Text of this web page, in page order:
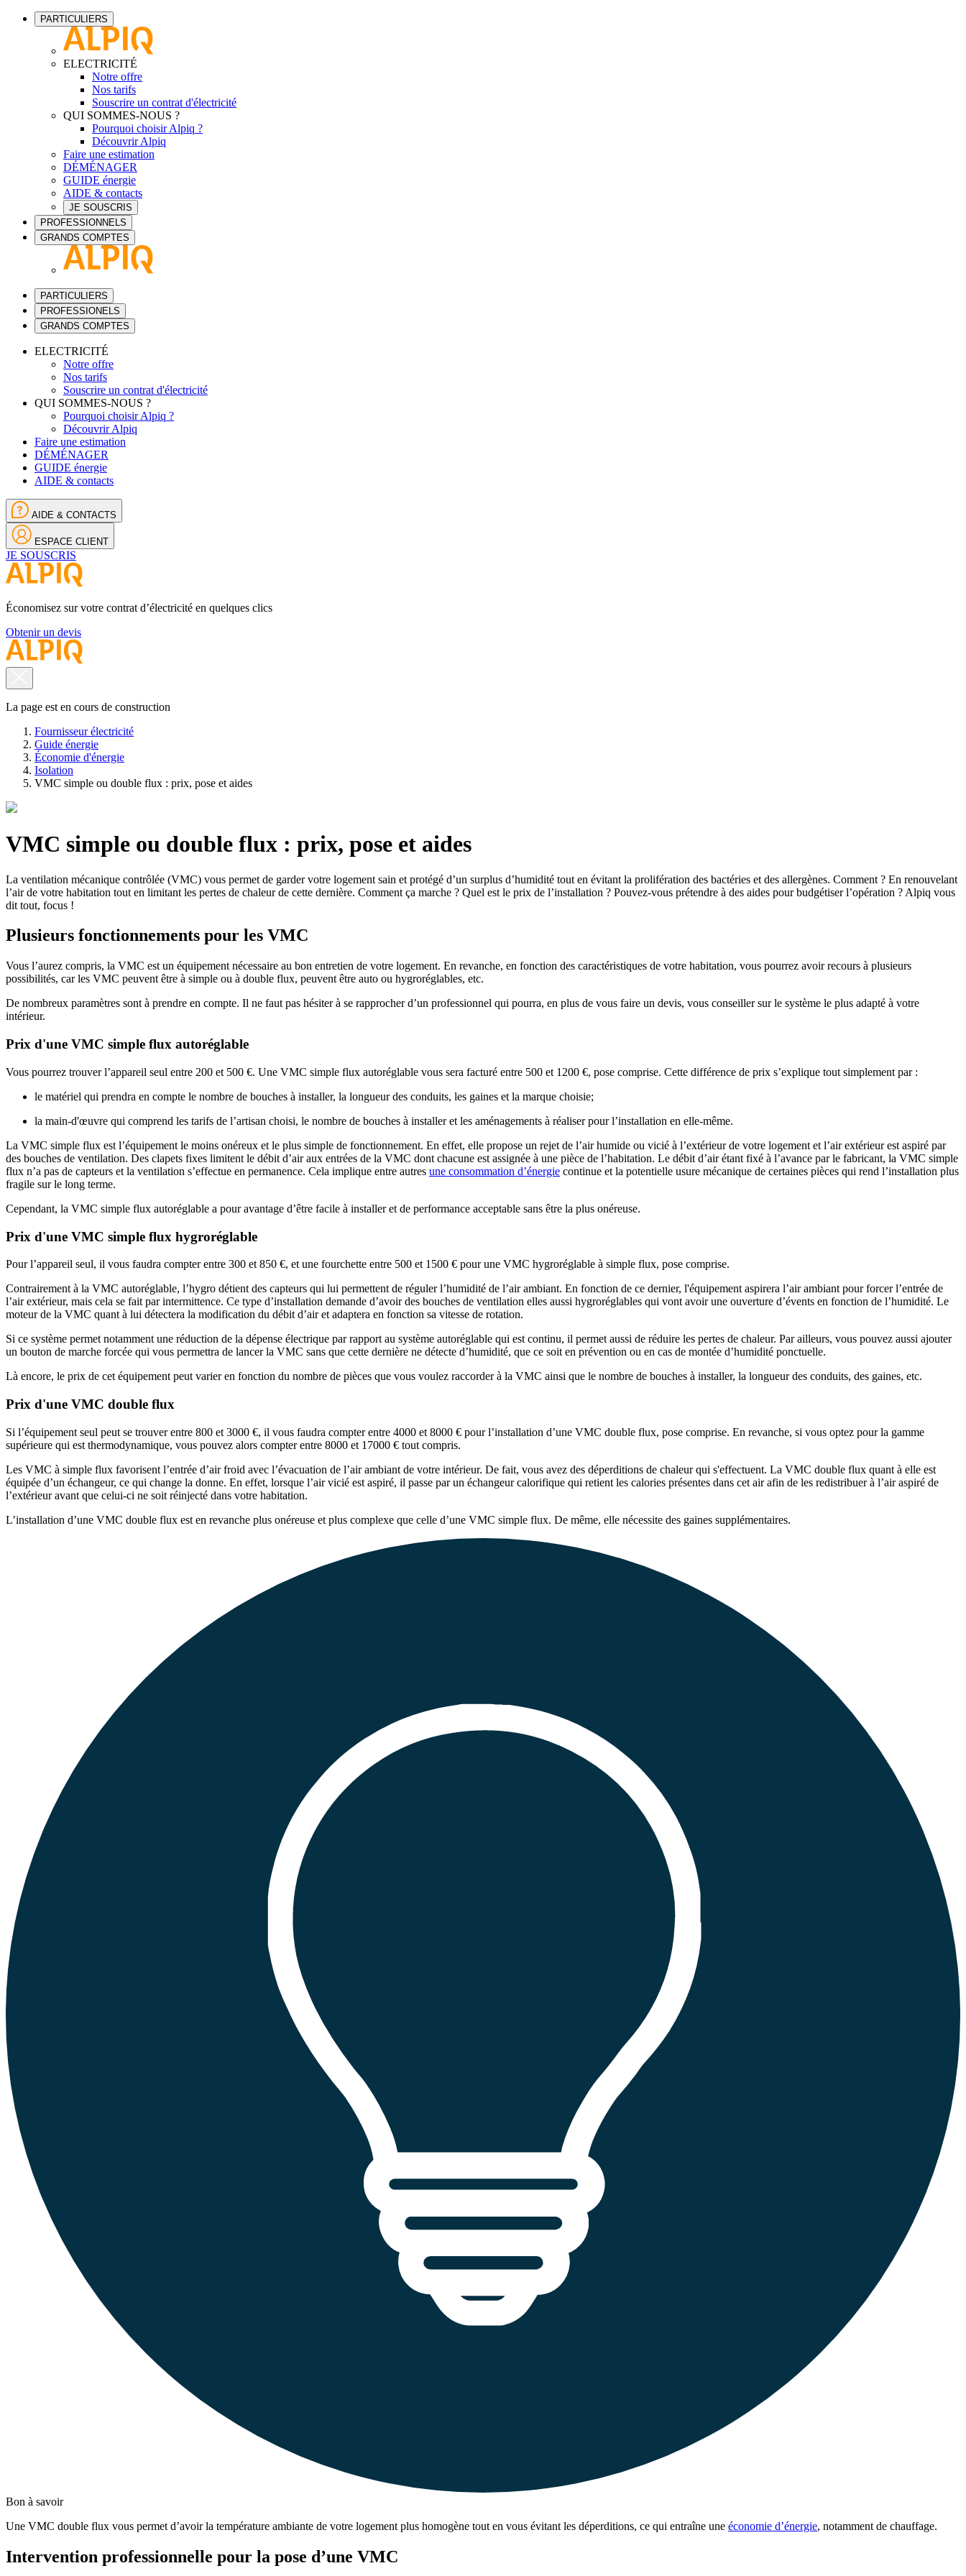
PARTICULIERS
ELECTRICITÉ
Notre offre
Nos tarifs
Souscrire un contrat d'électricité
QUI SOMMES-NOUS ?
Pourquoi choisir Alpiq ?
Découvrir Alpiq
Faire une estimation
DÉMÉNAGER
GUIDE énergie
AIDE & contacts
JE SOUSCRIS
PROFESSIONNELS
GRANDS COMPTES
PARTICULIERS
PROFESSIONELS
GRANDS COMPTES
ELECTRICITÉ
Notre offre
Nos tarifs
Souscrire un contrat d'électricité
QUI SOMMES-NOUS ?
Pourquoi choisir Alpiq ?
Découvrir Alpiq
Faire une estimation
DÉMÉNAGER
GUIDE énergie
AIDE & contacts
AIDE & CONTACTS
ESPACE CLIENT
JE SOUSCRIS
Économisez sur votre contrat d’électricité en quelques clics
Obtenir un devis
La page est en cours de construction
Fournisseur électricité
Guide énergie
Économie d'énergie
Isolation
VMC simple ou double flux : prix, pose et aides
VMC simple ou double flux : prix, pose et aides
La ventilation mécanique contrôlée (VMC) vous permet de garder votre logement sain et protégé d’un surplus d’humidité tout en évitant la prolifération des bactéries et des allergènes. Comment ? En renouvelant
l’air de votre habitation tout en limitant les pertes de chaleur de cette dernière. Comment ça marche ? Quel est le prix de l’installation ? Pouvez-vous prétendre à des aides pour budgétiser l’opération ? Alpiq vous
dit tout, focus !
Plusieurs fonctionnements pour les VMC
Vous l’aurez compris, la VMC est un équipement nécessaire au bon entretien de votre logement. En revanche, en fonction des caractéristiques de votre habitation, vous pourrez avoir recours à plusieurs
possibilités, car les VMC peuvent être à simple ou à double flux, peuvent être auto ou hygroréglables, etc.
De nombreux paramètres sont à prendre en compte. Il ne faut pas hésiter à se rapprocher d’un professionnel qui pourra, en plus de vous faire un devis, vous conseiller sur le système le plus adapté à votre
intérieur.
Prix d'une VMC simple flux autoréglable
Vous pourrez trouver l’appareil seul entre 200 et 500 €. Une VMC simple flux autoréglable vous sera facturé entre 500 et 1200 €, pose comprise. Cette différence de prix s’explique tout simplement par :
le matériel qui prendra en compte le nombre de bouches à installer, la longueur des conduits, les gaines et la marque choisie;
la main-d'œuvre qui comprend les tarifs de l’artisan choisi, le nombre de bouches à installer et les aménagements à réaliser pour l’installation en elle-même.
La VMC simple flux est l’équipement le moins onéreux et le plus simple de fonctionnement. En effet, elle propose un rejet de l’air humide ou vicié à l’extérieur de votre logement et l’air extérieur est aspiré par
des bouches de ventilation. Des clapets fixes limitent le débit d’air aux entrées de la VMC dont chacune est assignée à une pièce de l’habitation. Le débit d’air étant fixé à l’avance par le fabricant, la VMC simple
flux n’a pas de capteurs et la ventilation s’effectue en permanence. Cela implique entre autres une consommation d’énergie continue et la potentielle usure mécanique de certaines pièces qui rend l’installation plus
fragile sur le long terme.
Cependant, la VMC simple flux autoréglable a pour avantage d’être facile à installer et de performance acceptable sans être la plus onéreuse.
Prix d'une VMC simple flux hygroréglable
Pour l’appareil seul, il vous faudra compter entre 300 et 850 €, et une fourchette entre 500 et 1500 € pour une VMC hygroréglable à simple flux, pose comprise.
Contrairement à la VMC autoréglable, l’hygro détient des capteurs qui lui permettent de réguler l’humidité de l’air ambiant. En fonction de ce dernier, l'équipement aspirera l’air ambiant pour forcer l’entrée de
l’air extérieur, mais cela se fait par intermittence. Ce type d’installation demande d’avoir des bouches de ventilation elles aussi hygroréglables qui vont avoir une ouverture d’évents en fonction de l’humidité. Le
moteur de la VMC quant à lui détectera la modification du débit d’air et adaptera en fonction sa vitesse de rotation.
Si ce système permet notamment une réduction de la dépense électrique par rapport au système autoréglable qui est continu, il permet aussi de réduire les pertes de chaleur. Par ailleurs, vous pouvez aussi ajouter
un bouton de marche forcée qui vous permettra de lancer la VMC sans que cette dernière ne détecte d’humidité, que ce soit en prévention ou en cas de montée d’humidité ponctuelle.
Là encore, le prix de cet équipement peut varier en fonction du nombre de pièces que vous voulez raccorder à la VMC ainsi que le nombre de bouches à installer, la longueur des conduits, des gaines, etc.
Prix d'une VMC double flux
Si l’équipement seul peut se trouver entre 800 et 3000 €, il vous faudra compter entre 4000 et 8000 € pour l’installation d’une VMC double flux, pose comprise. En revanche, si vous optez pour la gamme
supérieure qui est thermodynamique, vous pouvez alors compter entre 8000 et 17000 € tout compris.
Les VMC à simple flux favorisent l’entrée d’air froid avec l’évacuation de l’air ambiant de votre intérieur. De fait, vous avez des déperditions de chaleur qui s'effectuent. La VMC double flux quant à elle est
équipée d’un échangeur, ce qui change la donne. En effet, lorsque l’air vicié est aspiré, il passe par un échangeur calorifique qui retient les calories présentes dans cet air afin de les redistribuer à l’air aspiré de
l’extérieur avant que celui-ci ne soit réinjecté dans votre habitation.
L’installation d’une VMC double flux est en revanche plus onéreuse et plus complexe que celle d’une VMC simple flux. De même, elle nécessite des gaines supplémentaires.
Bon à savoir
Une VMC double flux vous permet d’avoir la température ambiante de votre logement plus homogène tout en vous évitant les déperditions, ce qui entraîne une économie d’énergie, notamment de chauffage.
Intervention professionnelle pour la pose d’une VMC